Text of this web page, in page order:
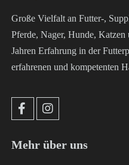
Große Vielfalt an Futter-,
Pferde, Nager, Hunde,
Jahren Erfahrung in der
erfahrenen und kompetenten
Mehr über uns